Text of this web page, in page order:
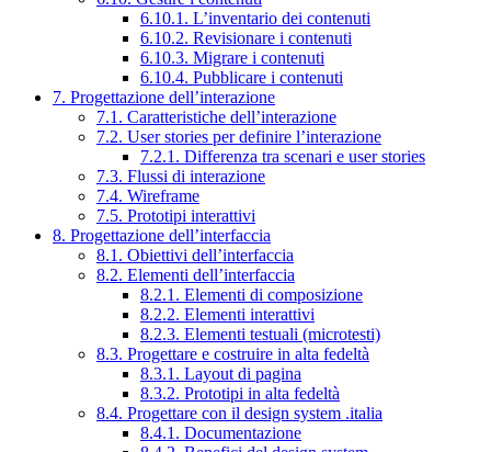
6.10.1. L’inventario dei contenuti
6.10.2. Revisionare i contenuti
6.10.3. Migrare i contenuti
6.10.4. Pubblicare i contenuti
7. Progettazione dell’interazione
7.1. Caratteristiche dell’interazione
7.2. User stories per definire l’interazione
7.2.1. Differenza tra scenari e user stories
7.3. Flussi di interazione
7.4. Wireframe
7.5. Prototipi interattivi
8. Progettazione dell’interfaccia
8.1. Obiettivi dell’interfaccia
8.2. Elementi dell’interfaccia
8.2.1. Elementi di composizione
8.2.2. Elementi interattivi
8.2.3. Elementi testuali (microtesti)
8.3. Progettare e costruire in alta fedeltà
8.3.1. Layout di pagina
8.3.2. Prototipi in alta fedeltà
8.4. Progettare con il design system .italia
8.4.1. Documentazione